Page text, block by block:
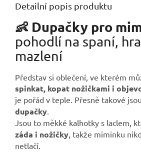
Detailní popis produktu
👶 Dupačky pro
pohodlí na spaní,
mazlení
Představ si oblečení, ve kterém
spinkat, kopat nožičkami i
je pořád v teple. Přesně takové jsou
dupačky
Jsou to měkké kalhotky s laclem,
záda i nožičky , takže miminku
netlačí.